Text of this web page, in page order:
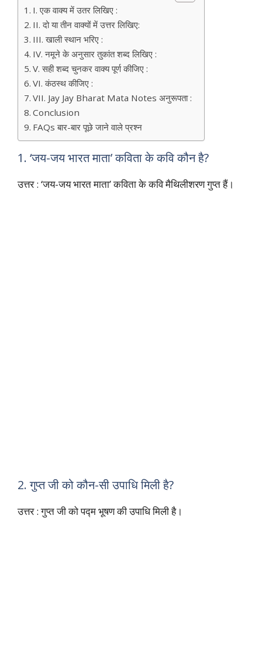
I. एक वाक्य में उतर लिखिए :
II. दो या तीन वाक्यों में उत्तर लिखिए:
III. खाली स्थान भरिए :
IV. नमूने के अनुसार तुकांत शब्द लिखिए :
V. सही शब्द चुनकर वाक्य पूर्ण कीजिए :
VI. कंठस्थ कीजिए :
VII. Jay Jay Bharat Mata Notes अनुरूपता :
Conclusion
FAQs बार-बार पूछे जाने वाले प्रश्न
1. ‘जय-जय भारत माता’ कविता के कवि कौन है?
उत्तर : ‘जय-जय भारत माता’ कविता के कवि मैथिलीशरण गुप्त हैं।
2. गुप्त जी को कौन-सी उपाधि मिली है?
उत्तर : गुप्त जी को पद्‍म भूषण की उपाधि मिली है।